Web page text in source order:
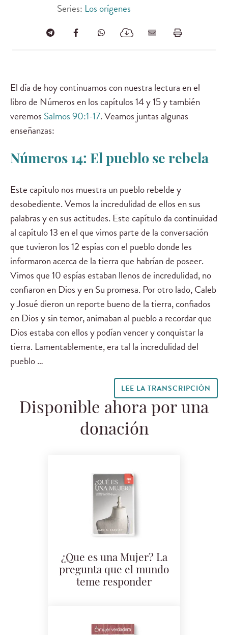
Series: Los orígenes
El día de hoy continuamos con nuestra lectura en el
libro de Números en los capítulos 14 y 15 y también
veremos Salmos 90:1-17. Veamos juntas algunas
enseñanzas:
Números 14: El pueblo se rebela
Este capítulo nos muestra un pueblo rebelde y
desobediente. Vemos la incredulidad de ellos en sus
palabras y en sus actitudes. Este capítulo da continuidad
al capítulo 13 en el que vimos parte de la conversación
que tuvieron los 12 espías con el pueblo donde les
informaron acerca de la tierra que habrían de poseer.
Vimos que 10 espías estaban llenos de incredulidad, no
confiaron en Dios y en Su promesa. Por otro lado, Caleb
y Josué dieron un reporte bueno de la tierra, confiados
en Dios y sin temor, animaban al pueblo a recordar que
Dios estaba con ellos y podían vencer y conquistar la
tierra. Lamentablemente, era tal la incredulidad del
pueblo …
LEE LA TRANSCRIPCIÓN
Disponible ahora por una
donación
¿Que es una Mujer? La
pregunta que el mundo
teme responder